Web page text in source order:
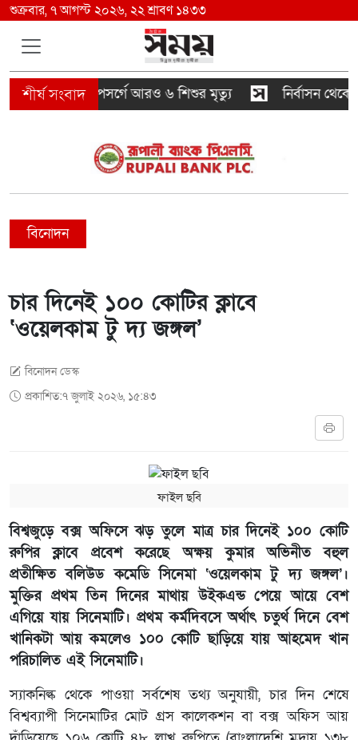
শুক্রবার, ৭ আগস্ট ২০২৬, ২২ শ্রাবণ ১৪৩৩
হাম উপসর্গে আরও ৬ শিশুর মৃত্যু নির্বাসন থেকে
বিনোদন
চার দিনেই ১০০ কোটির ক্লাবে
‘ওয়েলকাম টু দ্য জঙ্গল’
বিনোদন ডেস্ক
প্রকাশিত:৭ জুলাই ২০২৬, ১৫:৪৩
ফাইল ছবি
বিশ্বজুড়ে বক্স অফিসে ঝড় তুলে মাত্র চার দিনেই ১০০ কোটি
রুপির ক্লাবে প্রবেশ করেছে অক্ষয় কুমার অভিনীত বহুল
প্রতীক্ষিত বলিউড কমেডি সিনেমা ‘ওয়েলকাম টু দ্য জঙ্গল’।
মুক্তির প্রথম তিন দিনের মাথায় উইকএন্ড পেয়ে আয়ে বেশ
এগিয়ে যায় সিনেমাটি। প্রথম কর্মদিবসে অর্থাৎ চতুর্থ দিনে বেশ
খানিকটা আয় কমলেও ১০০ কোটি ছাড়িয়ে যায় আহমেদ খান
পরিচালিত এই সিনেমাটি।
স্যাকনিল্ক থেকে পাওয়া সর্বশেষ তথ্য অনুযায়ী, চার দিন শেষে
বিশ্বব্যাপী সিনেমাটির মোট গ্রস কালেকশন বা বক্স অফিস আয়